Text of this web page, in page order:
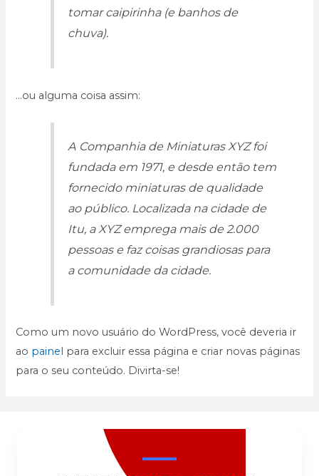
tomar caipirinha (e banhos de
chuva).
…ou alguma coisa assim:
A Companhia de Miniaturas XYZ foi
fundada em 1971, e desde então tem
fornecido miniaturas de qualidade
ao público. Localizada na cidade de
Itu, a XYZ emprega mais de 2.000
pessoas e faz coisas grandiosas para
a comunidade da cidade.
Como um novo usuário do WordPress, você deveria ir
ao painel para excluir essa página e criar novas páginas
para o seu conteúdo. Divirta-se!